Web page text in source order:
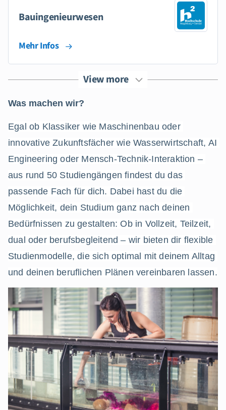
Bauingenieurwesen
Mehr Infos
View more
Was machen wir?
Egal ob Klassiker wie Maschinenbau oder
innovative Zukunftsfächer wie Wasserwirtschaft, AI
Engineering oder Mensch-Technik-Interaktion –
aus rund 50 Studiengängen findest du das
passende Fach für dich. Dabei hast du die
Möglichkeit, dein Studium ganz nach deinen
Bedürfnissen zu gestalten: Ob in Vollzeit, Teilzeit,
dual oder berufsbegleitend – wir bieten dir flexible
Studienmodelle, die sich optimal mit deinem Alltag
und deinen beruflichen Plänen vereinbaren lassen.